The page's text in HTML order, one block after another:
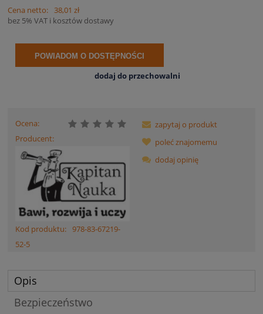
Cena netto: 38,01 zł
bez 5% VAT i kosztów dostawy
POWIADOM O DOSTĘPNOŚCI
dodaj do przechowalni
Ocena:
Producent:
Kod produktu: 978-83-67219-
52-5
zapytaj o produkt
poleć znajomemu
dodaj opinię
Opis
Bezpieczeństwo